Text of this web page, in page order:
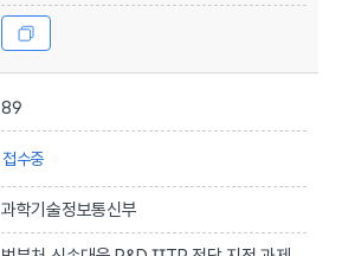
89
접수중
과학기술정보통신부